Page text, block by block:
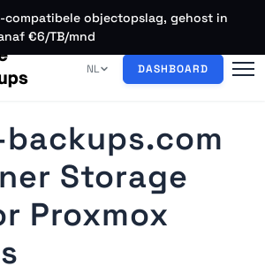
compatibele objectopslag, gehost in
€6/TB/mnd
NL DASHBOARD
Storage
Proxmox